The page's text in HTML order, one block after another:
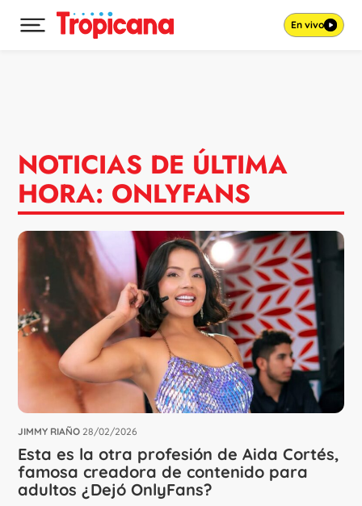
Desplegar menú principal En vivo
NOTICIAS DE ÚLTIMA
HORA: ONLYFANS
JIMMY RIAÑO 28/02/2026
Esta es la otra profesión de Aida Cortés,
famosa creadora de contenido para
adultos ¿Dejó OnlyFans?